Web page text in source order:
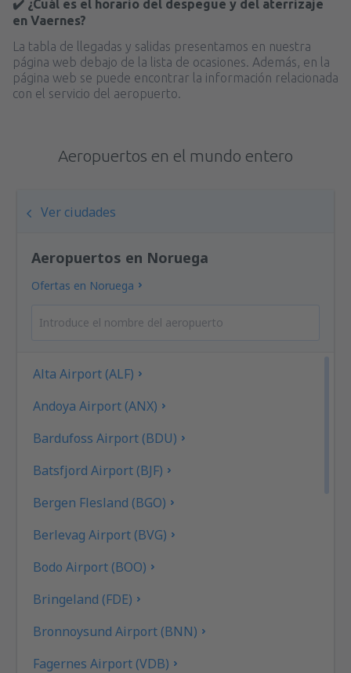
✔️ ¿Cuál es el horario del despegue y del aterrizaje
en Vaernes?
La tabla de llegadas y salidas presentamos en nuestra
página web debajo de la lista de ocasiones. Además, en la
página web se puede encontrar la información relacionada
con el servicio del aeropuerto.
Aeropuertos en el mundo entero
Ver ciudades
Aeropuertos en Noruega
Ofertas en Noruega
Alta Airport (ALF)
Andoya Airport (ANX)
Bardufoss Airport (BDU)
Batsfjord Airport (BJF)
Bergen Flesland (BGO)
Berlevag Airport (BVG)
Bodo Airport (BOO)
Bringeland (FDE)
Bronnoysund Airport (BNN)
Fagernes Airport (VDB)